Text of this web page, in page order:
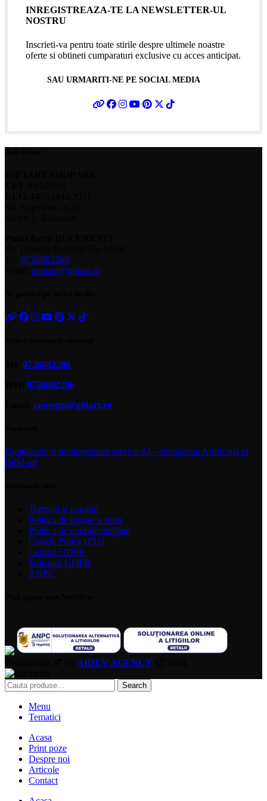
INREGISTREAZA-TE LA NEWSLETTER-UL
NOSTRU
Inscrieti-va pentru toate stirile despre ultimele noastre
oferte si obtineti cumparaturi exclusive cu acces anticipat.
SAU URMARITI-NE PE SOCIAL MEDIA
0726882286
contact@giftart.ro
0726882286
0726882286
comenzi@giftart.ro
Digitalizare si implementare servicii AI – Inteligenta Artificiala pt
IMM-uri
Termeni si conditii
Politica de livrare si retur
Politica de confidentialitate
Cookie Policy (EU)
Centrul GDPR
Solicitari GDPR
ANPC
AIDEV AGENCY
Search
Menu
Tematici
Acasa
Print poze
Despre noi
Articole
Contact